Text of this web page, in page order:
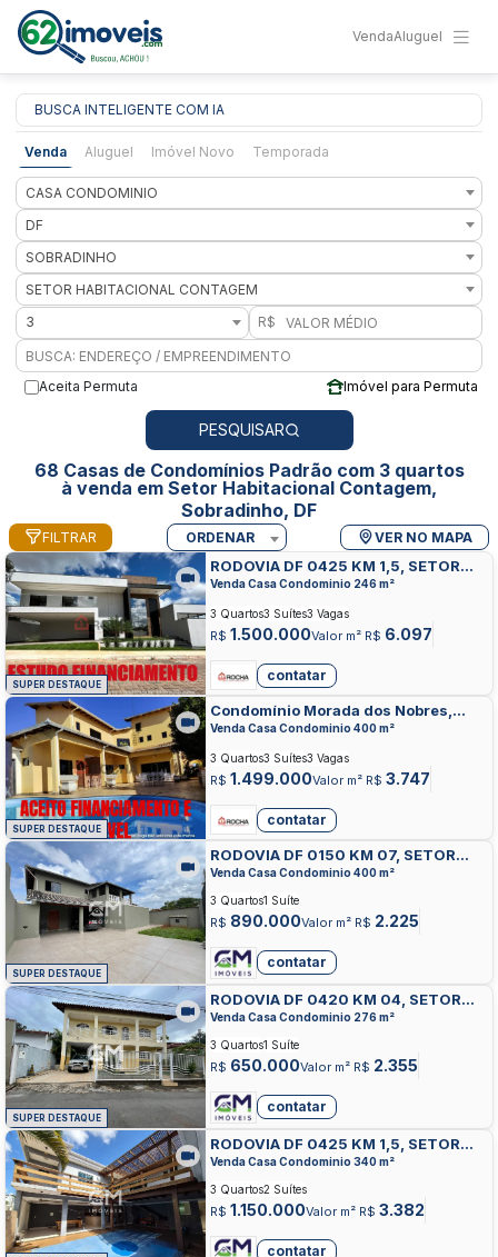
VendaAluguel
BUSCA INTELIGENTE COM IA
Venda Aluguel Imóvel Novo Temporada
CASA CONDOMINIO
DF
SOBRADINHO
SETOR HABITACIONAL CONTAGEM
3
R$
Aceita Permuta Imóvel para Permuta
PESQUISAR
68 Casas de Condomínios Padrão com 3 quartos
à venda em Setor Habitacional Contagem,
Sobradinho, DF
FILTRAR ORDENAR VER NO MAPA
SUPER DESTAQUE
RODOVIA DF 0425 KM 1,5, SETOR
HABITACIONAL CONTAGEM,
Venda Casa Condominio 246 m²
R$ 1.500.000Valor m² R$ 6.097
3 Quartos3 Suítes3 Vagas
contatar
SUPER DESTAQUE
Condomínio Morada dos Nobres,
SETOR HABITACIONAL CONTAGEM,
Venda Casa Condominio 400 m²
R$ 1.499.000Valor m² R$ 3.747
3 Quartos3 Suítes3 Vagas
contatar
SUPER DESTAQUE
RODOVIA DF 0150 KM 07, SETOR
HABITACIONAL CONTAGEM,
Venda Casa Condominio 400 m²
R$ 890.000Valor m² R$ 2.225
3 Quartos1 Suíte
contatar
SUPER DESTAQUE
RODOVIA DF 0420 KM 04, SETOR
HABITACIONAL CONTAGEM,
Venda Casa Condominio 276 m²
R$ 650.000Valor m² R$ 2.355
3 Quartos1 Suíte
contatar
RODOVIA DF 0425 KM 1,5, SETOR
HABITACIONAL CONTAGEM,
Venda Casa Condominio 340 m²
R$ 1.150.000Valor m² R$ 3.382
3 Quartos2 Suítes
contatar